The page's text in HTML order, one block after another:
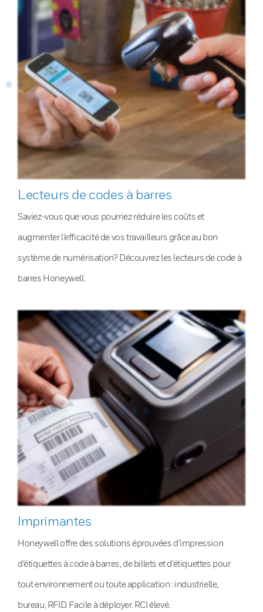
Lecteurs de codes à barres
Saviez-vous que vous pourriez réduire les coûts et
augmenter l’efficacité de vos travailleurs grâce au bon
système de numérisation? Découvrez les lecteurs de code à
barres Honeywell.
Imprimantes
Honeywell offre des solutions éprouvées d’impression
d’étiquettes à code à barres, de billets et d’étiquettes pour
tout environnement ou toute application : industrielle,
bureau, RFID. Facile à déployer. RCI élevé.